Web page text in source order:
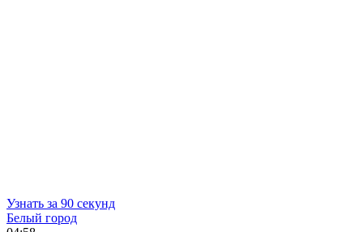
Узнать за 90 секунд
Белый город